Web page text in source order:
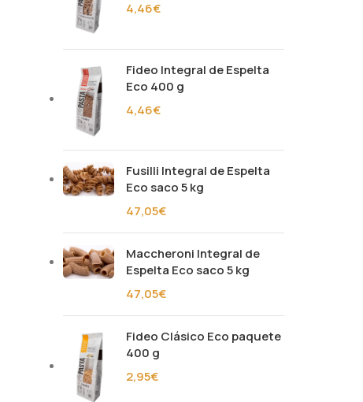
4,46€
Fideo Integral de Espelta
Eco 400 g
4,46€
Fusilli Integral de Espelta
Eco saco 5 kg
47,05€
Maccheroni Integral de
Espelta Eco saco 5 kg
47,05€
Fideo Clásico Eco paquete
400 g
2,95€